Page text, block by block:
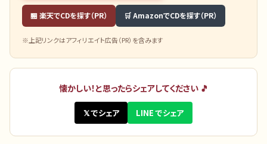
🏪 楽天でCDを探す（PR） 🛒 AmazonでCDを探す（PR）
※上記リンクはアフィリエイト広告（PR）を含みます
懐かしい！と思ったらシェアしてください 🎵
𝕏 でシェア LINE でシェア